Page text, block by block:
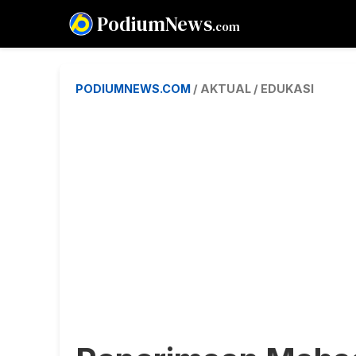
PodiumNews.com
PODIUMNEWS.COM / AKTUAL / EDUKASI